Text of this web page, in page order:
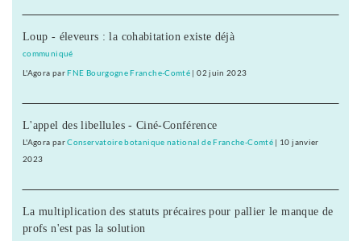
Loup - éleveurs : la cohabitation existe déjà
communiqué
L'Agora parFNE Bourgogne Franche-Comté |02 juin 2023
L'appel des libellules - Ciné-Conférence
L'Agora parConservatoire botanique national de Franche-Comté| 10 janvier
2023
La multiplication des statuts précaires pour pallier le manque de
profs n'est pas la solution